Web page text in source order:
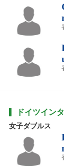
ドイツイン
女子ダブルス